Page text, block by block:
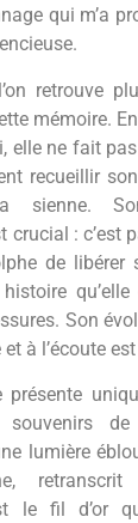
qui m’a
retrouve
mémoire.
elle ne fait
recueillir
sienne.
crucial : c’est
de libérer
Son
à l’écoute
présente
de
lumière
le fil d’or